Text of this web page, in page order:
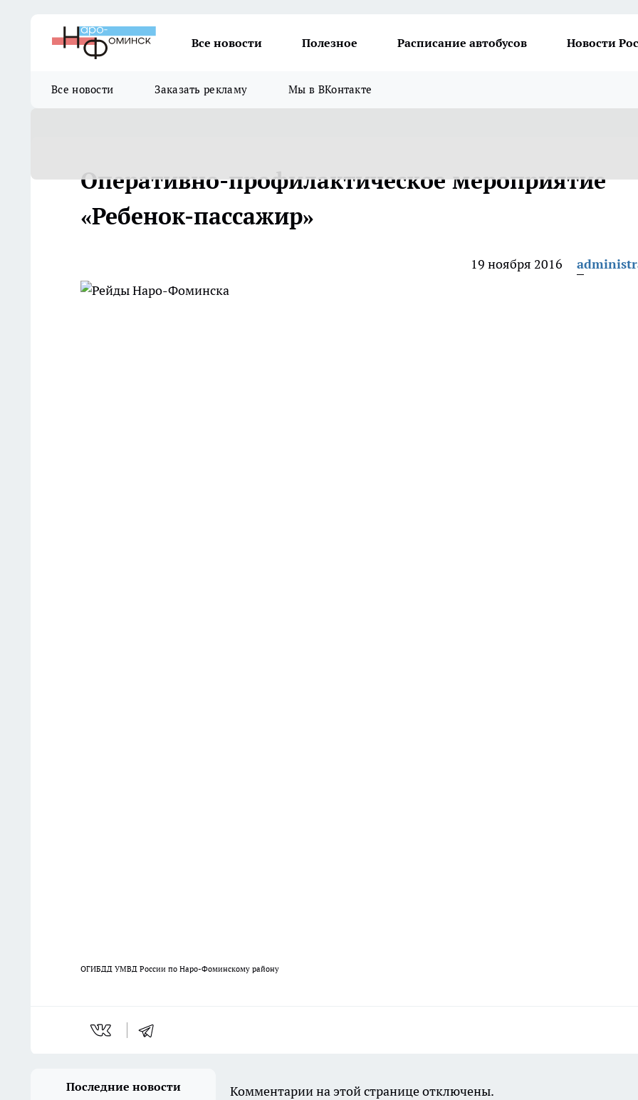
Все новости Полезное Расписание автобусов Новости
Все новости Заказать рекламу Мы в ВКонтакте
Оперативно-профилактическое мероприятие
«Ребенок-пассажир»
19 ноября 2016
ОГИБДД УМВД России по Наро-Фоминскому району
Последние новости Комментарии на этой странице отключены.